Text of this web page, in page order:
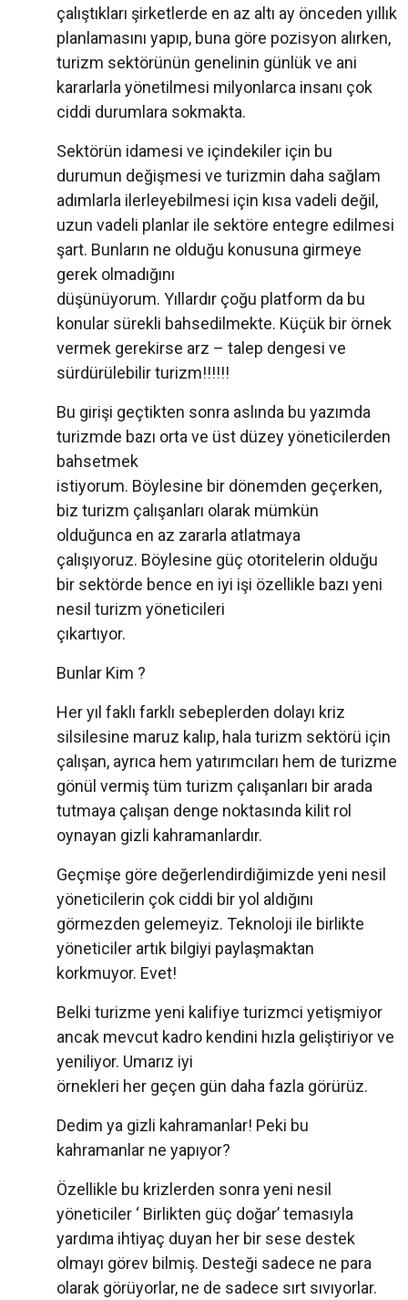
çalıştıkları şirketlerde en az altı ay önceden yıllık
planlamasını yapıp, buna göre pozisyon alırken,
turizm sektörünün genelinin günlük ve ani
kararlarla yönetilmesi milyonlarca insanı çok
ciddi durumlara sokmakta.
Sektörün idamesi ve içindekiler için bu
durumun değişmesi ve turizmin daha sağlam
adımlarla ilerleyebilmesi için kısa vadeli değil,
uzun vadeli planlar ile sektöre entegre edilmesi
şart. Bunların ne olduğu konusuna girmeye
gerek olmadığını
düşünüyorum. Yıllardır çoğu platform da bu
konular sürekli bahsedilmekte. Küçük bir örnek
vermek gerekirse arz – talep dengesi ve
sürdürülebilir turizm!!!!!!
Bu girişi geçtikten sonra aslında bu yazımda
turizmde bazı orta ve üst düzey yöneticilerden
bahsetmek
istiyorum. Böylesine bir dönemden geçerken,
biz turizm çalışanları olarak mümkün
olduğunca en az zararla atlatmaya
çalışıyoruz. Böylesine güç otoritelerin olduğu
bir sektörde bence en iyi işi özellikle bazı yeni
nesil turizm yöneticileri
çıkartıyor.
Bunlar Kim ?
Her yıl faklı farklı sebeplerden dolayı kriz
silsilesine maruz kalıp, hala turizm sektörü için
çalışan, ayrıca hem yatırımcıları hem de turizme
gönül vermiş tüm turizm çalışanları bir arada
tutmaya çalışan denge noktasında kilit rol
oynayan gizli kahramanlardır.
Geçmişe göre değerlendirdiğimizde yeni nesil
yöneticilerin çok ciddi bir yol aldığını
görmezden gelemeyiz. Teknoloji ile birlikte
yöneticiler artık bilgiyi paylaşmaktan
korkmuyor. Evet!
Belki turizme yeni kalifiye turizmci yetişmiyor
ancak mevcut kadro kendini hızla geliştiriyor ve
yeniliyor. Umarız iyi
örnekleri her geçen gün daha fazla görürüz.
Dedim ya gizli kahramanlar! Peki bu
kahramanlar ne yapıyor?
Özellikle bu krizlerden sonra yeni nesil
yöneticiler ‘ Birlikten güç doğar’ temasıyla
yardıma ihtiyaç duyan her bir sese destek
olmayı görev bilmiş. Desteği sadece ne para
olarak görüyorlar, ne de sadece sırt sıvıyorlar.